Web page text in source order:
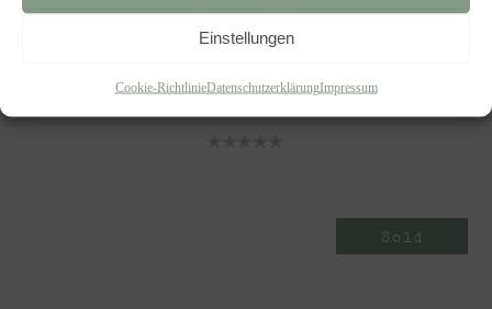
Einstellungen
Cookie-RichtlinieDatenschutzerklärungImpressum
SACHEN
Geschenke
Sold